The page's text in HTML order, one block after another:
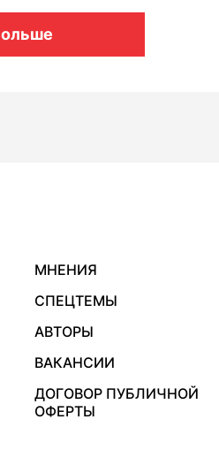
МНЕНИЯ
СПЕЦТЕМЫ
АВТОРЫ
ВАКАНСИИ
ДОГОВОР ПУБЛИЧНОЙ
ОФЕРТЫ